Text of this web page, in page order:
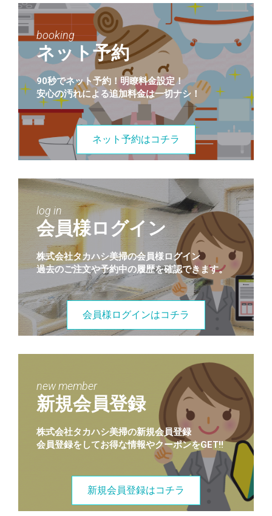
booking
ネット予約
90秒でネット予約！明瞭料金設定！
安心の汚れによる追加料金は一切ナシ！
ネット予約はコチラ
log in
会員様ログイン
株式会社タカハシ美掃の会員様ログイン
過去のご注文や予約中の履歴を確認できます。
会員様ログインはコチラ
new member
新規会員登録
株式会社タカハシ美掃の新規会員登録
会員登録をしてお得な情報やクーポンをGET!!
新規会員登録はコチラ